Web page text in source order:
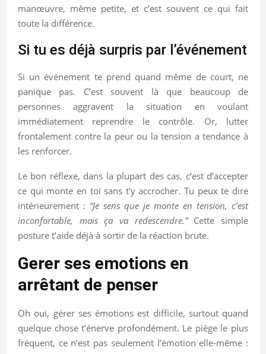
manœuvre, même petite, et c’est souvent ce qui fait
toute la différence.
Si tu es déjà surpris par l’événement
Si un événement te prend quand même de court, ne
panique pas. C’est souvent là que beaucoup de
personnes aggravent la situation en voulant
immédiatement reprendre le contrôle. Or, lutter
frontalement contre la peur ou la tension a tendance à
les renforcer.
Le bon réflexe, dans la plupart des cas, c’est d’accepter
ce qui monte en toi sans t’y accrocher. Tu peux te dire
intérieurement : “Je sens que je monte en tension, c’est
inconfortable, mais ça va redescendre.”Cette simple
posture t’aide déjà à sortir de la réaction brute.
Gerer ses emotions en
arrêtant de penser
Oh oui, gérer ses émotions est difficile, surtout quand
quelque chose t’énerve profondément. Le piège le plus
fréquent, ce n’est pas seulement l’émotion elle-même :